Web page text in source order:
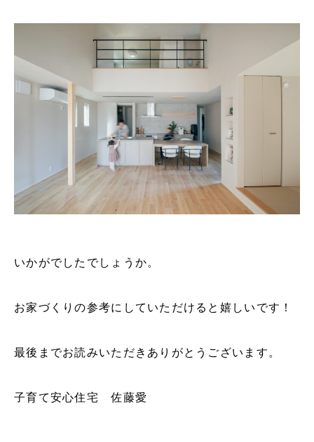
いかがでしたでしょうか。
お家づくりの参考にしていただけると嬉しいです！
最後までお読みいただきありがとうございます。
子育て安心住宅 佐藤愛